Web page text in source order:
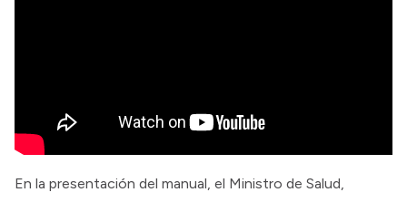
En la presentación del manual, el Ministro de Salud,